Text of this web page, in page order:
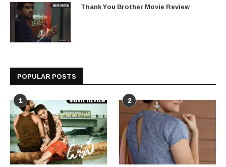
Thank You Brother Movie Review
POPULAR POSTS
1 2